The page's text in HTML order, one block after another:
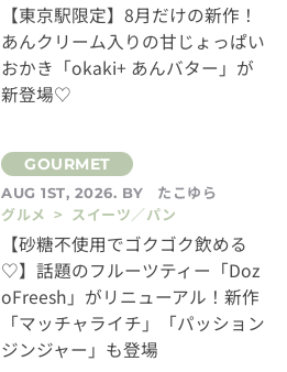
【東京駅限定】8月だけの新作！
あんクリーム入りの甘じょっぱい
おかき「okaki+ あんバター」が
新登場♡
AUG 1ST, 2026. BY
たこゆら
グルメ > スイーツ／パン
【砂糖不使用でゴクゴク飲める
♡】話題のフルーツティー「Doz
oFreesh」がリニューアル！新作
「マッチャライチ」「パッション
ジンジャー」も登場